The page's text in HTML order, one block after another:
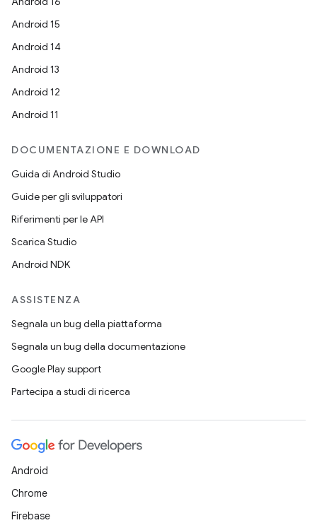
Android 15
Android 14
Android 13
Android 12
Android 11
DOCUMENTAZIONE E DOWNLOAD
Guida di Android Studio
Guide per gli sviluppatori
Riferimenti per le API
Scarica Studio
Android NDK
ASSISTENZA
Segnala un bug della piattaforma
Segnala un bug della documentazione
Google Play support
Partecipa a studi di ricerca
Android
Chrome
Firebase